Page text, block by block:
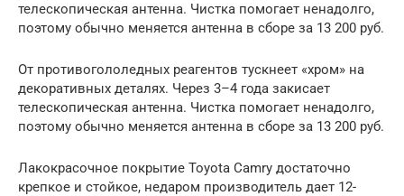
телескопическая антенна. Чистка помогает ненадолго,
поэтому обычно меняется антенна в сборе за 13 200 руб.
От противогололедных реагентов тускнеет «хром» на
декоративных деталях. Через 3–4 года закисает
телескопическая антенна. Чистка помогает ненадолго,
поэтому обычно меняется антенна в сборе за 13 200 руб.
Лакокрасочное покрытие Toyota Camry достаточно
крепкое и стойкое, недаром производитель дает 12-